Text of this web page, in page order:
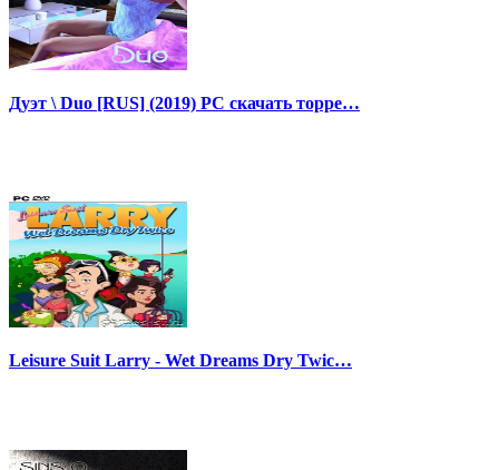
Дуэт \ Duo [RUS] (2019) PC скачать торре…
Leisure Suit Larry - Wet Dreams Dry Twic…